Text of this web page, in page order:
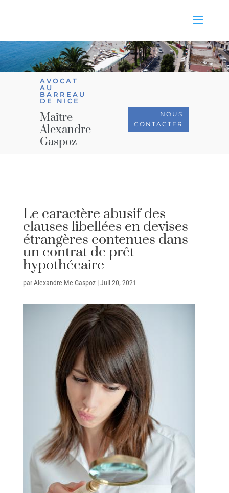
AVOCAT
AU
BARREAU
DE NICE
Maître
Alexandre
Gaspoz
NOUS
CONTACTER
Le caractère abusif des
clauses libellées en devises
étrangères contenues dans
un contrat de prêt
hypothécaire
parAlexandre Me Gaspoz|Juil 20, 2021